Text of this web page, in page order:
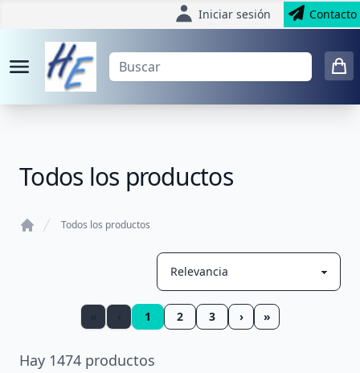
Iniciar sesión Contacto
Todos los productos
Todos los productos
1 2 3 › »
Hay 1474 productos